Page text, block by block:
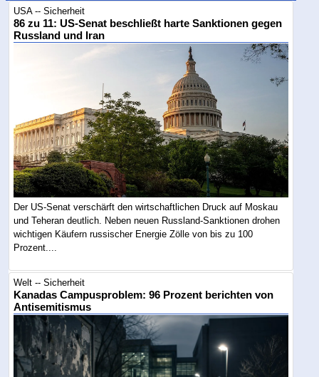
USA -- Sicherheit
86 zu 11: US-Senat beschließt harte Sanktionen gegen
Russland und Iran
Der US-Senat verschärft den wirtschaftlichen Druck auf Moskau
und Teheran deutlich. Neben neuen Russland-Sanktionen drohen
wichtigen Käufern russischer Energie Zölle von bis zu 100
Prozent....
Welt -- Sicherheit
Kanadas Campusproblem: 96 Prozent berichten von
Antisemitismus